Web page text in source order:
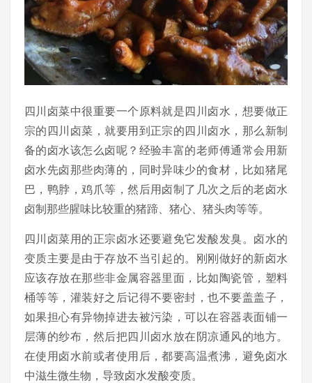
四川卤菜中很重要一个原料就是四川卤水，想要做正
宗的四川卤菜，就要用到正宗的四川卤水，那么新制
备的卤水该怎么卤呢？经验丰富的老师傅通常会用新
卤水先卤那些肉薄的，同时异味少的食材，比如猪尾
巴，鸭脖，鸡爪等，然后用卤制了几次之后的老卤水
卤制那些腥味比较重的猪蹄、猪心、猪头肉等等。
四川卤菜用的正宗卤水还要避免它发酸发臭。卤水的
变质主要是由于存放不当引起的。刚刚做好的新卤水
应该存放在那些非金属容器里面，比如陶瓷管，塑料
桶等等，灌装好之后记得不要密封，也不要盖盖子，
如果担心有异物掉进去被污染，可以在容器表面铺一
层薄的纱布，然后把四川卤水放在阴凉通风的地方。
在使用卤水前或者使用后，都要高温煮沸，避免卤水
中滋生微生物，导致卤水发酸变质。